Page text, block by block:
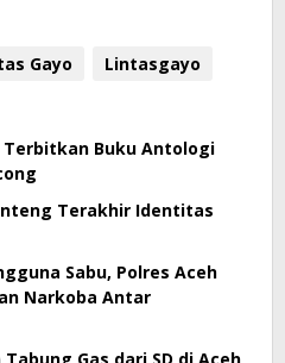
Gayo Lintasgayo
Terbitkan Buku Antologi
Terakhir Identitas
Sabu, Polres Aceh
Narkoba Antar
Gas dari SD di Aceh